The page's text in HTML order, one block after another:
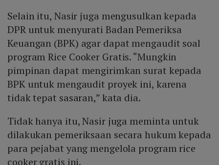
Selain itu, Nasir juga mengusulkan kepada
DPR untuk menyurati Badan Pemeriksa
Keuangan (BPK) agar dapat mengaudit soal
program Rice Cooker Gratis. “Mungkin
pimpinan dapat mengirimkan surat kepada
BPK untuk mengaudit proyek ini, karena
tidak tepat sasaran,” kata dia.
Tidak hanya itu, Nasir juga meminta untuk
dilakukan pemeriksaan secara hukum kepada
para pejabat yang mengelola program rice
cooker gratis ini.